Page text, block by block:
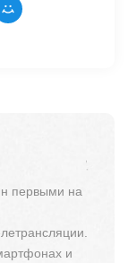
первыми на
и